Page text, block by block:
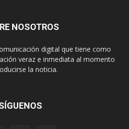
NOSOTROS
digital que tiene como
veraz e inmediata al momento
la noticia.